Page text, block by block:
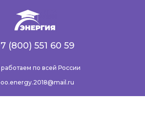
по всей России
(800) 551 60 59